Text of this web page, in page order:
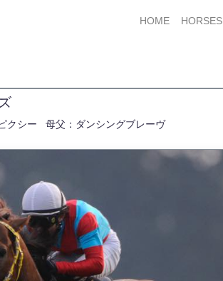
HOME
HORSES
クシー 母父：ダンシングブレーヴ